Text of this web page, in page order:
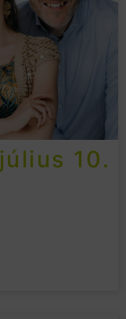
július 10.